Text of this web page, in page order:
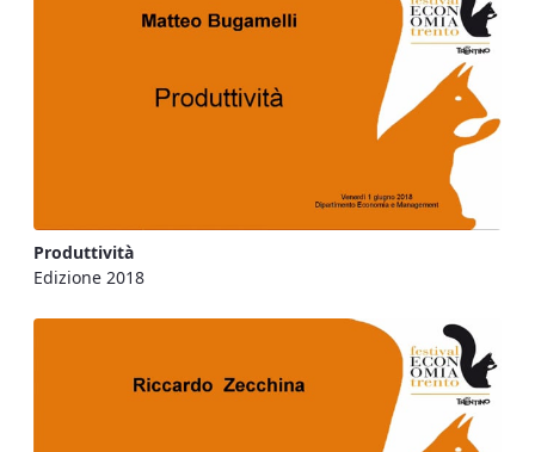
Produttività
Edizione 2018